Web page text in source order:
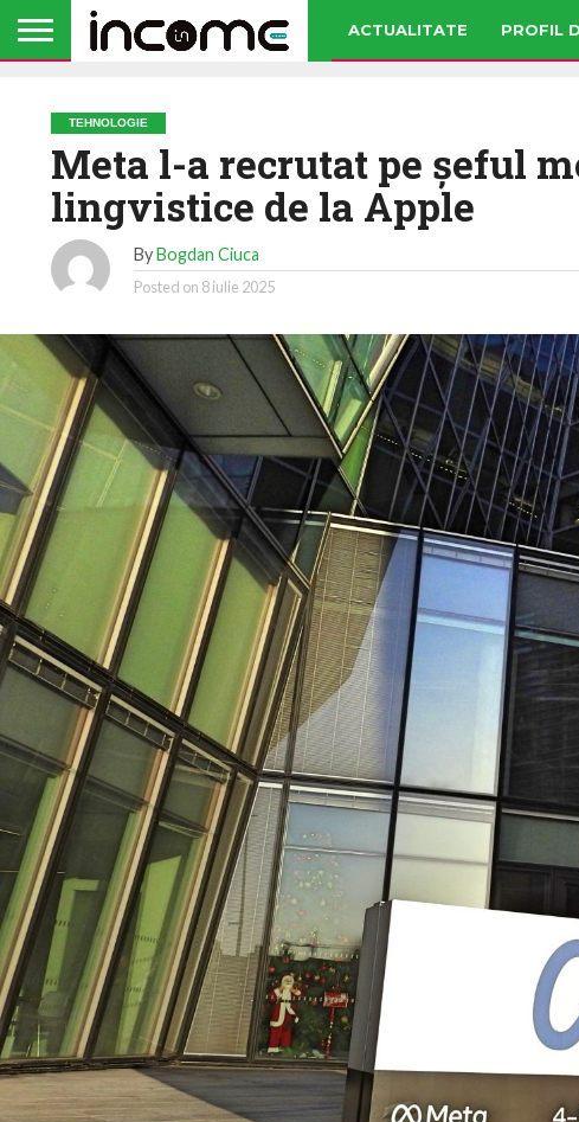
ACTUALITATE PROFIL
TEHNOLOGIE
Meta l-a recrutat pe şeful
lingvistice de la Apple
ByBogdan Ciuca
Posted on 8 iulie 2025